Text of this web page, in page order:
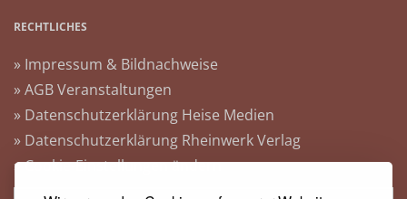
RECHTLICHES
» Impressum & Bildnachweise
» AGB Veranstaltungen
» Datenschutzerklärung Heise Medien
» Datenschutzerklärung Rheinwerk Verlag
» Cookie-Einstellungen ändern